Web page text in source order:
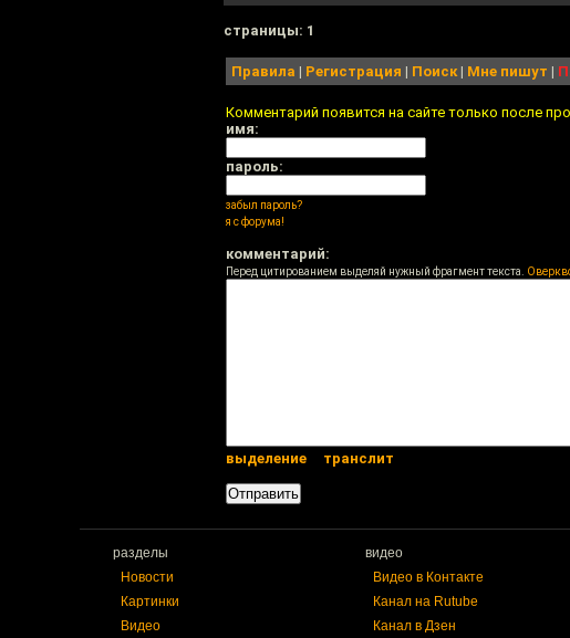
cтраницы: 1
Правила | Регистрация | Поиск| Мне пишут |
Комментарий появится на сайте только после
имя:
пароль:
забыл пароль?
я с форума!
комментарий:
Перед цитированием выделяй нужный фрагмент текста.
выделение транслит
разделы
Новости
Картинки
Видео
видео
Видео в Контакте
Канал на Rutube
Канал в Дзен